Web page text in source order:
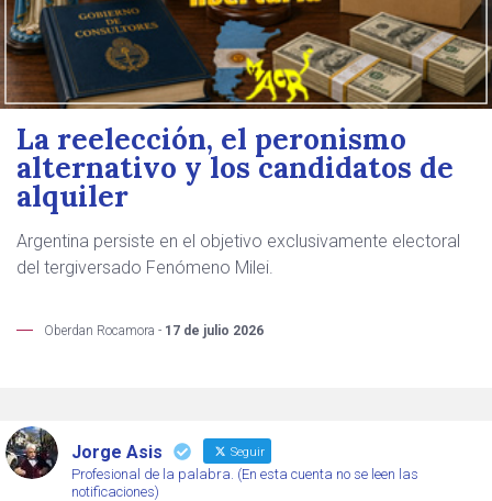
La reelección, el peronismo
alternativo y los candidatos de
alquiler
Argentina persiste en el objetivo exclusivamente electoral
del tergiversado Fenómeno Milei.
Oberdan Rocamora - 17 de julio 2026
Jorge Asis Seguir
Profesional de la palabra. (En esta cuenta no se leen las
notificaciones)